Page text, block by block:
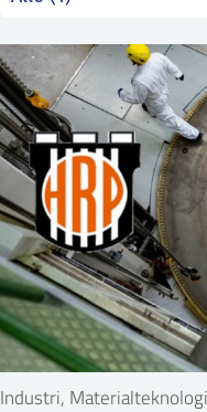
PRESSE ENGLISH
Industri,